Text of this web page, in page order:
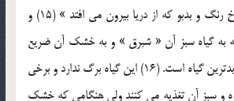
ضریع « گیاهی است سرخ رنگ و بدبو که از دریا بیرون می افتد » (15) و
به گیاه سبز آن « شبرق » و به خشک آن ضریع
گفته شده و ناگوارترین و بدترین گیاه است. (16) این گیاه برگ ندارد و برخی
و سبز آن تغذیه می کنند ولی هنگامی که خشک